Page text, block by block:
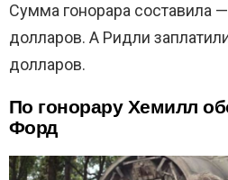
Сумма гонорара составила
долларов. А Ридли
долларов.
По гонорару Хемилл
Форд